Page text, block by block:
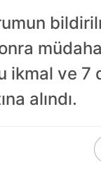
ve 7
alındı.